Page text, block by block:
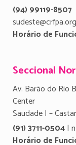
(94) 99119-8507
Horário de
Seccional
Av. Barão do Rio
Center
Saudade I –
(91) 3711-0504|
Horário de